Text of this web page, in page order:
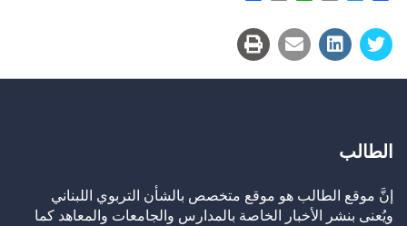
الطالب
إنَّ موقع الطالب هو موقع متخصص بالشأن التربوي اللبناني
ويُعنى بنشر الأخبار الخاصة بالمدارس والجامعات والمعاهد كما